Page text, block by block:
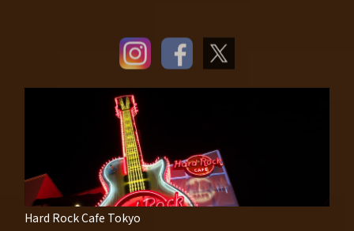
Hard Rock Cafe Tokyo